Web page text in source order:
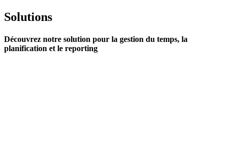
Solutions
Découvrez notre solution pour la gestion du temps, la
planification et le reporting